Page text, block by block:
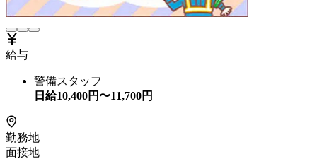
給与
警備スタッフ
日給10,400円〜11,700円
勤務地
面接地